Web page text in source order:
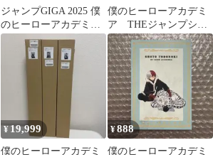
ジャンプGIGA 2025 僕
のヒーローアカデミア
アクリルスタンド ポス
僕のヒーローアカデミ
ア THEジャンプショ
ップ神保町 爆豪勝己
アートカード
¥19,999
僕のヒーローアカデミ
¥888
僕のヒーローアカデミ